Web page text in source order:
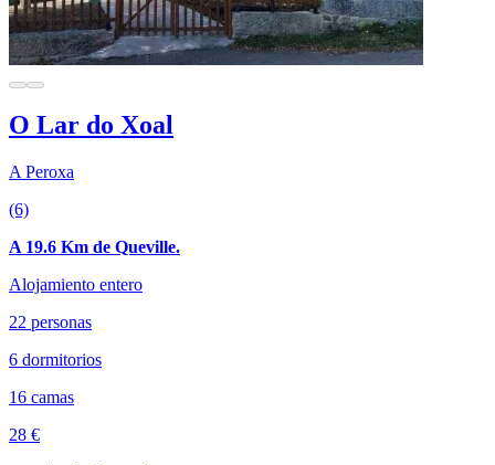
O Lar do Xoal
A Peroxa
(6)
A 19.6 Km de Queville.
Alojamiento entero
22 personas
6 dormitorios
16 camas
28 €